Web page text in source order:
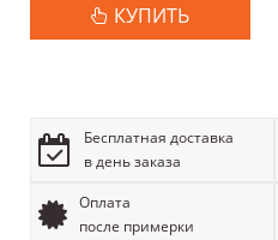
КУПИТЬ
Бесплатная доставка
в день заказа
Оплата
после примерки